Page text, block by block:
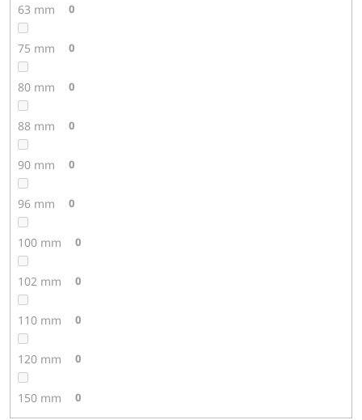
63 mm 0
75 mm 0
80 mm 0
88 mm 0
90 mm 0
96 mm 0
100 mm 0
102 mm 0
110 mm 0
120 mm 0
150 mm 0